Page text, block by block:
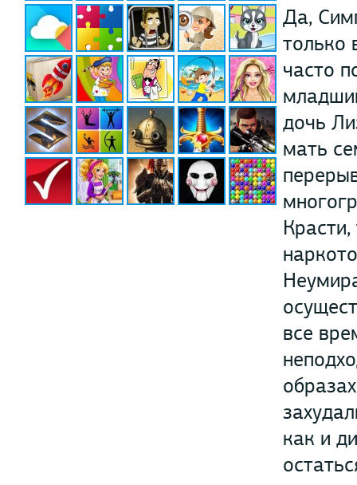
Да,
только
часто
дочь
мать
все
как и